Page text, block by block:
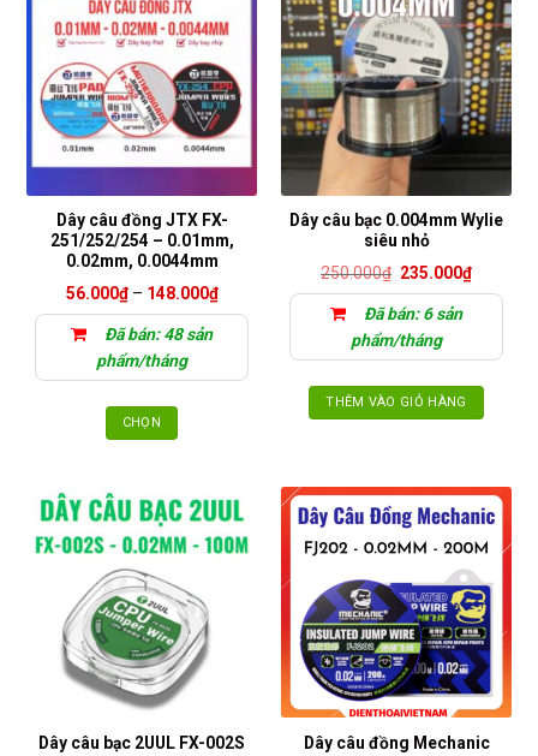
Dây câu đồng JTX FX-
251/252/254 – 0.01mm,
0.02mm, 0.0044mm
56.000₫ – 148.000₫Khoảng
giá:
Đã bán: 48 sản
phẩm/tháng
CHỌN
này
có
nhiều
biến
thể.
Các
tùy
chọn
có
Dây câu bạc 0.004mm Wylie
siêu nhỏ
250.000₫ Giá
là:
250.000₫.
235.000₫Giá
Đã bán: 6 sản
phẩm/tháng
THÊM VÀO GIỎ HÀNG
Dây câu bạc 2UUL FX-002S
Dây câu đồng Mechanic